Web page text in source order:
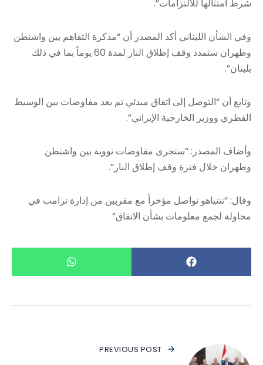
شرط امتثالها للالتزامات”.
وفي الشأن اللبناني أكد المصدر أن “مذكرة التفاهم بين واشنطن
وطهران ستمدد وقف إطلاق النار لمدة 60 يوماً بما في ذلك
بلبنان”.
وتابع أن “التوصل إلى اتفاق مبدئي تم بعد مفاوضات بين الوسيط
القطري ووزير الخارجية الإيراني”.
وأضاف المصدر: “ستجرى مفاوضات نووية بين واشنطن
وطهران خلال فترة وقف إطلاق النار”.
وقال: “نتنياهو تواصل مؤخراً مع مقربين من إدارة ترامب في
محاولة لجمع معلومات بشأن الاتفاق”
PREVIOUS POST